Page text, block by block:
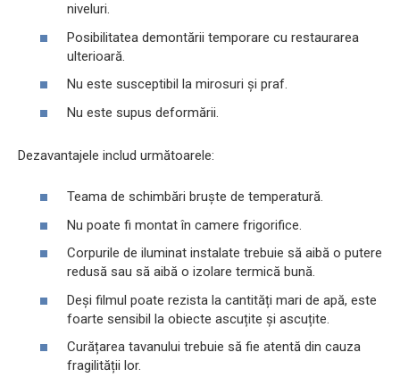
niveluri.
Posibilitatea demontării temporare cu restaurarea
ulterioară.
Nu este susceptibil la mirosuri și praf.
Nu este supus deformării.
Dezavantajele includ următoarele:
Teama de schimbări bruște de temperatură.
Nu poate fi montat în camere frigorifice.
Corpurile de iluminat instalate trebuie să aibă o putere
redusă sau să aibă o izolare termică bună.
Deși filmul poate rezista la cantități mari de apă, este
foarte sensibil la obiecte ascuțite și ascuțite.
Curățarea tavanului trebuie să fie atentă din cauza
fragilității lor.